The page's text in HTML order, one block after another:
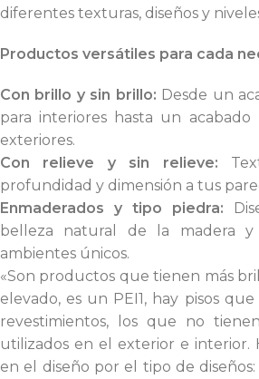
diferentes texturas, diseños y
Productos versátiles para cada
Con brillo y sin brillo: Desde un
para interiores hasta un
exteriores.
Con relieve y sin relieve:
profundidad y dimensión a tus
Enmaderados y tipo piedra:
belleza natural de la madera y
ambientes únicos.
«Son productos que tienen más
elevado, es un PEI1, hay pisos
revestimientos, los que no
utilizados en el exterior e interior.
en el diseño por el tipo de